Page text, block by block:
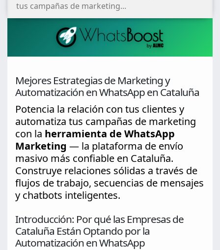
tus campañas de marketing...
Mejores Estrategias de Marketing y
Automatización en WhatsApp en Cataluña
Potencia la relación con tus clientes y
automatiza tus campañas de marketing
con la herramienta de WhatsApp
Marketing — la plataforma de envío
masivo más confiable en Cataluña.
Construye relaciones sólidas a través de
flujos de trabajo, secuencias de mensajes
y chatbots inteligentes.
Introducción: Por qué las Empresas de
Cataluña Están Optando por la
Automatización en WhatsApp